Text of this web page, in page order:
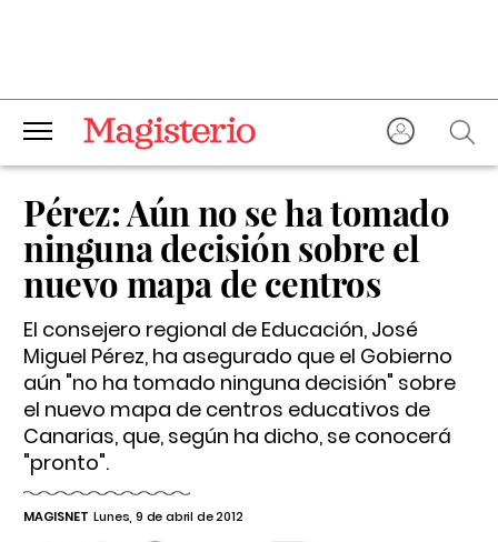
Pérez: Aún no se ha tomado
ninguna decisión sobre el
nuevo mapa de centros
El consejero regional de Educación, José
Miguel Pérez, ha asegurado que el Gobierno
aún "no ha tomado ninguna decisión" sobre
el nuevo mapa de centros educativos de
Canarias, que, según ha dicho, se conocerá
"pronto".
MAGISNET Lunes, 9 de abril de 2012